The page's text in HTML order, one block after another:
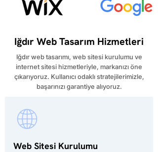
Iğdır Web Tasarım Hizmetleri
​Iğdır web tasarımı, web sitesi kurulumu ve
internet sitesi hizmetleriyle, markanızı öne
çıkarıyoruz. Kullanıcı odaklı stratejilerimizle,
başarınızı garantiye alıyoruz.
Web Sitesi Kurulumu